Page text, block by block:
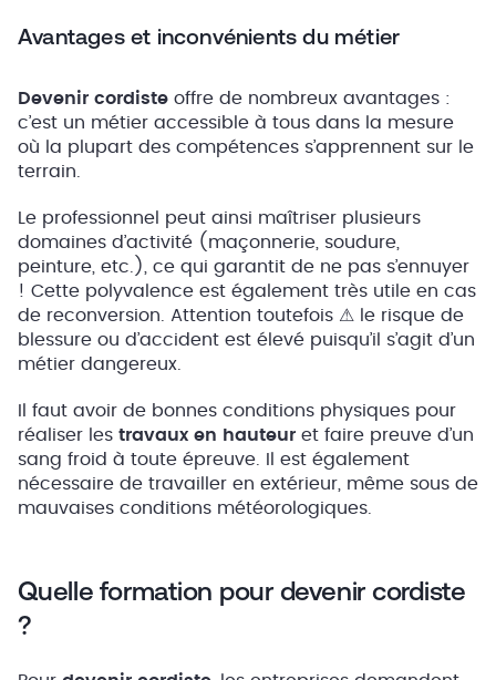
Avantages et inconvénients du métier
Devenir cordiste offre de nombreux avantages :
c’est un métier accessible à tous dans la mesure
où la plupart des compétences s’apprennent sur le
terrain.
Le professionnel peut ainsi maîtriser plusieurs
domaines d’activité (maçonnerie, soudure,
peinture, etc.), ce qui garantit de ne pas s’ennuyer
! Cette polyvalence est également très utile en cas
de reconversion. Attention toutefois ⚠ le risque de
blessure ou d’accident est élevé puisqu’il s’agit d’un
métier dangereux.
Il faut avoir de bonnes conditions physiques pour
réaliser les travaux en hauteur et faire preuve d’un
sang froid à toute épreuve. Il est également
nécessaire de travailler en extérieur, même sous de
mauvaises conditions météorologiques.
Quelle formation pour devenir cordiste
?